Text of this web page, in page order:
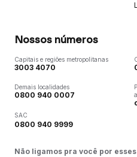
Nossos números
Capitais e regiões metropolitanas
3003 4070
Demais localidades
0800 940 0007
SAC
0800 940 9999
Não ligamos pra você por